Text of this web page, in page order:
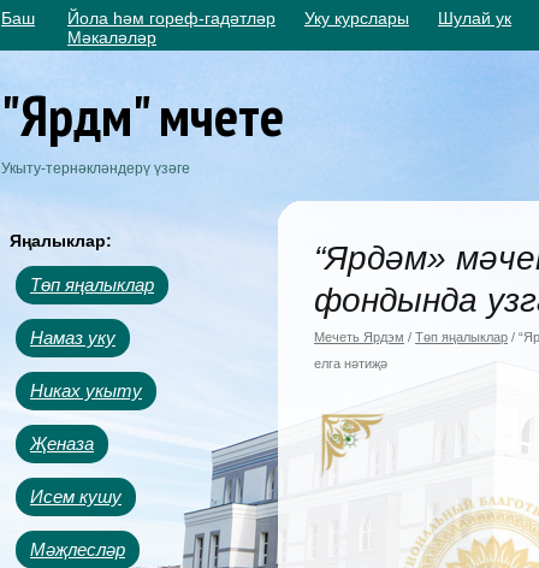
Баш Йола һәм гореф-гадәтләр Уку курслары
Шулай ук
Мәкаләләр
"Ярдәм" мәчете
Укыту-тернәкләндерү үзәге
Яңалыклар:
Төп яңалыклар
Намаз уку
Никах укыту
Җеназа
Исем кушу
Мәҗлесләр
“Ярдәм»
фондында
Мечеть Ярдэм / Төп яңалыклар /
елга нәтиҗә